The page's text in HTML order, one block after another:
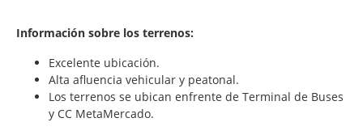
Información sobre los terrenos:
Excelente ubicación.
Alta afluencia vehicular y peatonal.
Los terrenos se ubican enfrente de Terminal de Buses
y CC MetaMercado.